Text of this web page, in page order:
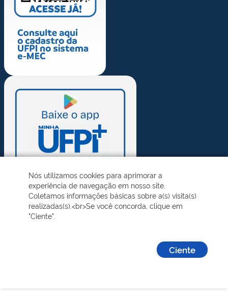
Nós utilizamos cookies para aprimorar a
experiência de navegação em nosso site.
Coletamos informações básicas sobre a(s) visita(s)
realizadas(s).<br>Se você concorda, clique em
"Ciente".
Ciente